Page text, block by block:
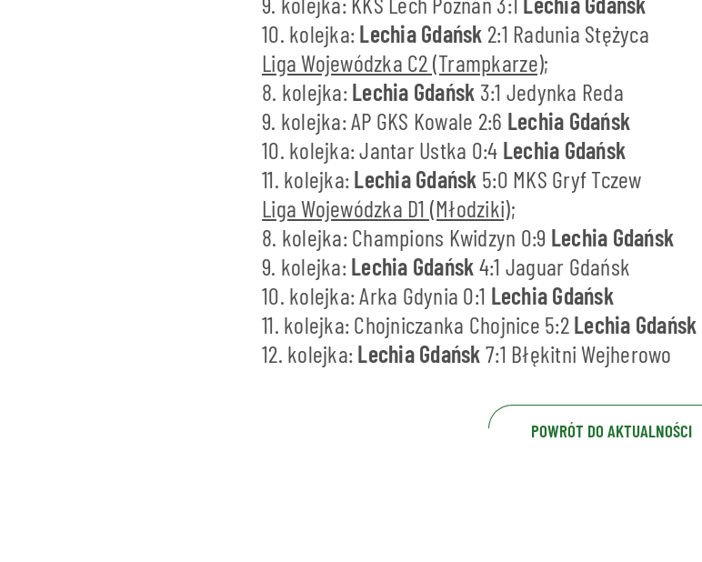
10. kolejka:Lechia Gdańsk 2:1 Radunia Stężyca
Liga Wojewódzka C2 (Trampkarze);
8. kolejka:Lechia Gdańsk 3:1 Jedynka Reda
9. kolejka: AP GKS Kowale 2:6 Lechia Gdańsk
10. kolejka: Jantar Ustka 0:4 Lechia Gdańsk
11. kolejka:Lechia Gdańsk 5:0 MKS Gryf Tczew
Liga Wojewódzka D1 (Młodziki);
8. kolejka: Champions Kwidzyn 0:9 Lechia Gdańsk
9. kolejka:Lechia Gdańsk4:1 Jaguar Gdańsk
10. kolejka: Arka Gdynia 0:1 Lechia Gdańsk
11. kolejka: Chojniczanka Chojnice 5:2Lechia Gdańsk
12. kolejka:Lechia Gdańsk7:1 Błękitni Wejherowo
POWRÓT DO AKTUALNOŚCI